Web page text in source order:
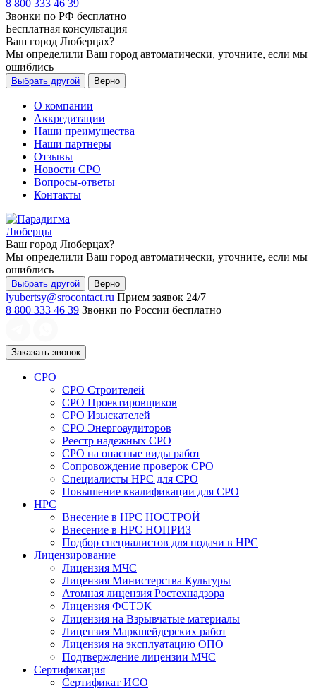
8 800 333 46 39
Звонки по РФ бесплатно
Бесплатная консультация
Ваш город Люберцах?
Мы определили Ваш город автоматически, уточните, если мы
ошиблись
Выбрать другой Верно
О компании
Аккредитации
Наши преимущества
Наши партнеры
Отзывы
Новости СРО
Вопросы-ответы
Контакты
Люберцы
Ваш город Люберцах?
Мы определили Ваш город автоматически, уточните, если мы
ошиблись
Выбрать другой Верно
lyubertsy@srocontact.ru Прием заявок 24/7
8 800 333 46 39 Звонки по России бесплатно
Заказать звонок
СРО
СРО Строителей
СРО Проектировщиков
СРО Изыскателей
СРО Энергоаудиторов
Реестр надежных СРО
СРО на опасные виды работ
Сопровождение проверок СРО
Специалисты НРС для СРО
Повышение квалификации для СРО
НРС
Внесение в НРС НОСТРОЙ
Внесение в НРС НОПРИЗ
Подбор специалистов для подачи в НРС
Лицензирование
Лицензия МЧС
Лицензия Министерства Культуры
Атомная лицензия Ростехнадзора
Лицензия ФСТЭК
Лицензия на Взрывчатые материалы
Лицензия Маркшейдерских работ
Лицензия на эксплуатацию ОПО
Подтверждение лицензии МЧС
Сертификация
Сертификат ИСО